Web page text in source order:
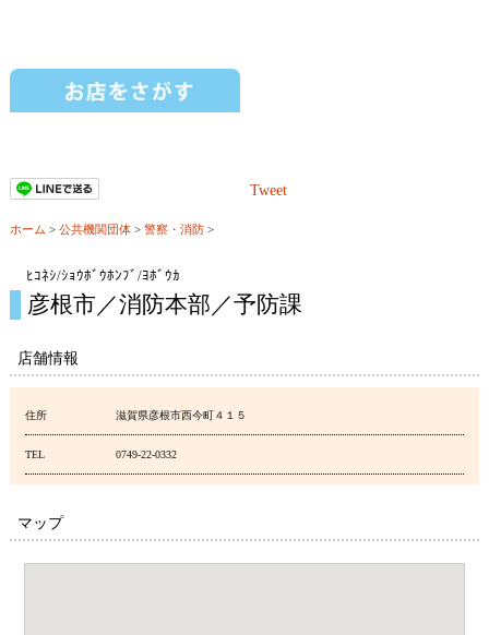
Tweet
ホーム > 公共機関団体> 警察・消防>
ﾋｺﾈｼ/ｼｮｳﾎﾞｳﾎﾝﾌﾞ/ﾖﾎﾞｳｶ
彦根市／消防本部／予防課
店舗情報
住所 滋賀県彦根市西今町４１５
TEL 0749-22-0332
マップ